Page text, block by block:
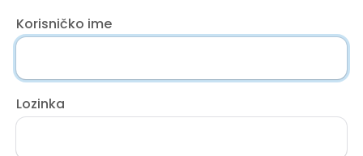
Korisničko ime
Lozinka